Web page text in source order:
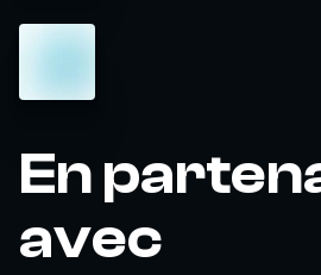
En
avec